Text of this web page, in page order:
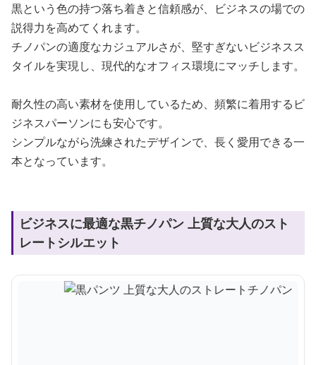
黒という色の持つ落ち着きと信頼感が、ビジネスの場での
説得力を高めてくれます。
チノパンの適度なカジュアルさが、堅すぎないビジネスス
タイルを実現し、現代的なオフィス環境にマッチします。
耐久性の高い素材を使用しているため、頻繁に着用するビ
ジネスパーソンにも安心です。
シンプルながら洗練されたデザインで、長く愛用できる一
本となっています。
ビジネスに最適な黒チノパン 上質な大人のスト
レートシルエット